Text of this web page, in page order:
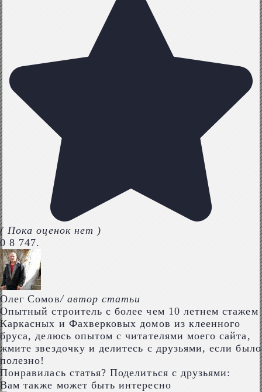
( Пока оценок нет )
0 8 747.
Олег Сомов/ автор статьи
Опытный строитель с более чем 10 летнем стажем
Каркасных и Фахверковых домов из клеенного
бруса, делюсь опытом с читателями моего сайта,
жмите звездочку и делитесь с друзьями, если было
полезно!
Понравилась статья? Поделиться с друзьями:
Вам также может быть интересно